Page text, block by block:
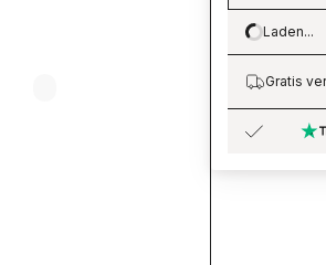
Loading…
Laden...
Gratis